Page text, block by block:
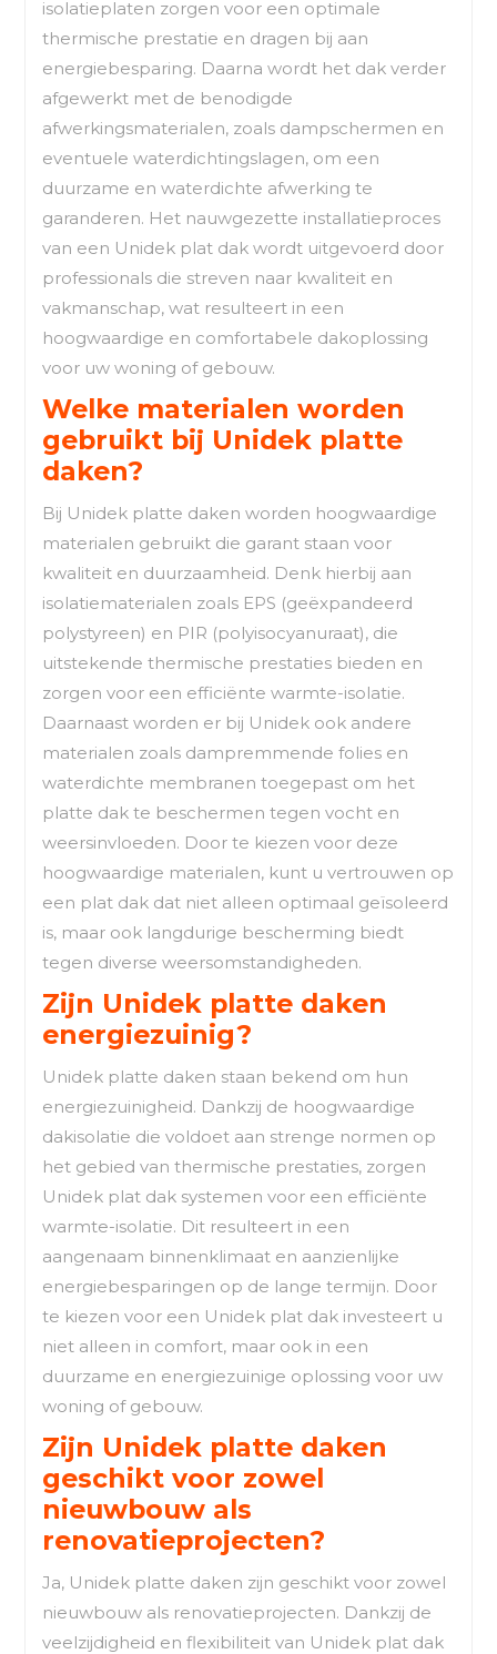
isolatieplaten zorgen voor een optimale
thermische prestatie en dragen bij aan
energiebesparing. Daarna wordt het dak verder
afgewerkt met de benodigde
afwerkingsmaterialen, zoals dampschermen en
eventuele waterdichtingslagen, om een
duurzame en waterdichte afwerking te
garanderen. Het nauwgezette installatieproces
van een Unidek plat dak wordt uitgevoerd door
professionals die streven naar kwaliteit en
vakmanschap, wat resulteert in een
hoogwaardige en comfortabele dakoplossing
voor uw woning of gebouw.
Welke materialen worden
gebruikt bij Unidek platte
daken?
Bij Unidek platte daken worden hoogwaardige
materialen gebruikt die garant staan voor
kwaliteit en duurzaamheid. Denk hierbij aan
isolatiematerialen zoals EPS (geëxpandeerd
polystyreen) en PIR (polyisocyanuraat), die
uitstekende thermische prestaties bieden en
zorgen voor een efficiënte warmte-isolatie.
Daarnaast worden er bij Unidek ook andere
materialen zoals dampremmende folies en
waterdichte membranen toegepast om het
platte dak te beschermen tegen vocht en
weersinvloeden. Door te kiezen voor deze
hoogwaardige materialen, kunt u vertrouwen op
een plat dak dat niet alleen optimaal geïsoleerd
is, maar ook langdurige bescherming biedt
tegen diverse weersomstandigheden.
Zijn Unidek platte daken
energiezuinig?
Unidek platte daken staan bekend om hun
energiezuinigheid. Dankzij de hoogwaardige
dakisolatie die voldoet aan strenge normen op
het gebied van thermische prestaties, zorgen
Unidek plat dak systemen voor een efficiënte
warmte-isolatie. Dit resulteert in een
aangenaam binnenklimaat en aanzienlijke
energiebesparingen op de lange termijn. Door
te kiezen voor een Unidek plat dak investeert u
niet alleen in comfort, maar ook in een
duurzame en energiezuinige oplossing voor uw
woning of gebouw.
Zijn Unidek platte daken
geschikt voor zowel
nieuwbouw als
renovatieprojecten?
Ja, Unidek platte daken zijn geschikt voor zowel
nieuwbouw als renovatieprojecten. Dankzij de
veelzijdigheid en flexibiliteit van Unidek plat dak